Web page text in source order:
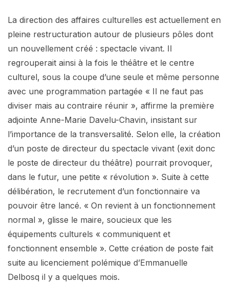
La direction des affaires culturelles est actuellement en
pleine restructuration autour de plusieurs pôles dont
un nouvellement créé : spectacle vivant. Il
regrouperait ainsi à la fois le théâtre et le centre
culturel, sous la coupe d’une seule et même personne
avec une programmation partagée « Il ne faut pas
diviser mais au contraire réunir », affirme la première
adjointe Anne-Marie Davelu-Chavin, insistant sur
l’importance de la transversalité. Selon elle, la création
d’un poste de directeur du spectacle vivant (exit donc
le poste de directeur du théâtre) pourrait provoquer,
dans le futur, une petite « révolution ». Suite à cette
délibération, le recrutement d’un fonctionnaire va
pouvoir être lancé. « On revient à un fonctionnement
normal », glisse le maire, soucieux que les
équipements culturels « communiquent et
fonctionnent ensemble ». Cette création de poste fait
suite au licenciement polémique d’Emmanuelle
Delbosq il y a quelques mois.